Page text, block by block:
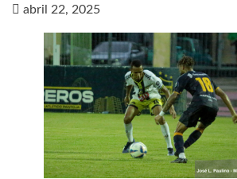
abril 22, 2025